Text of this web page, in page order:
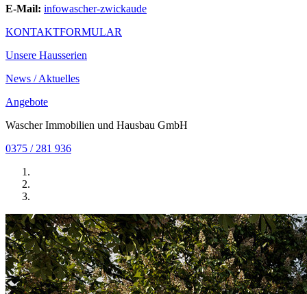
E-Mail: infowascher-zwickaude
KONTAKTFORMULAR
Unsere Hausserien
News / Aktuelles
Angebote
Wascher Immobilien und Hausbau GmbH
0375 / 281 936